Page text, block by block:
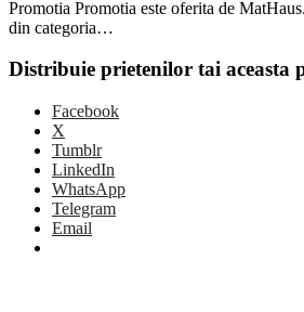
Promotia Promotia este oferita de
din categoria…
Distribuie prietenilor tai aceasta
Facebook
X
Tumblr
LinkedIn
WhatsApp
Telegram
Email